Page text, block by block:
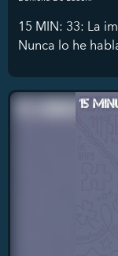
15 MIN: 33: La
Nunca lo he